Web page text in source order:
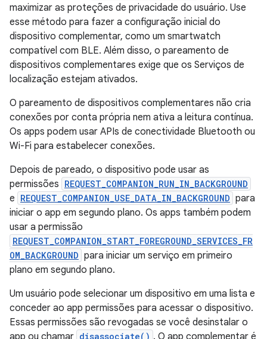
maximizar as proteções de privacidade do usuário. Use
esse método para fazer a configuração inicial do
dispositivo complementar, como um smartwatch
compatível com BLE. Além disso, o pareamento de
dispositivos complementares exige que os Serviços de
localização estejam ativados.
O pareamento de dispositivos complementares não cria
conexões por conta própria nem ativa a leitura contínua.
Os apps podem usar APIs de conectividade Bluetooth ou
Wi-Fi para estabelecer conexões.
Depois de pareado, o dispositivo pode usar as
permissões REQUEST_COMPANION_RUN_IN_BACKGROUND
e REQUEST_COMPANION_USE_DATA_IN_BACKGROUND para
iniciar o app em segundo plano. Os apps também podem
usar a permissão
REQUEST_COMPANION_START_FOREGROUND_SERVICES_FR
OM_BACKGROUND para iniciar um serviço em primeiro
plano em segundo plano.
Um usuário pode selecionar um dispositivo em uma lista e
conceder ao app permissões para acessar o dispositivo.
Essas permissões são revogadas se você desinstalar o
app ou chamar disassociate() . O app complementar é